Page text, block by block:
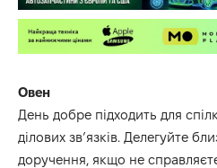
Овен
День добре підходить для
ділових зв’язків. Делегуйте
доручення, якщо не